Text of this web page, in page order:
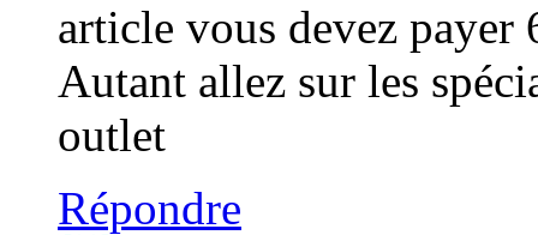
article vous devez payer
Autant allez sur les
outlet
Répondre